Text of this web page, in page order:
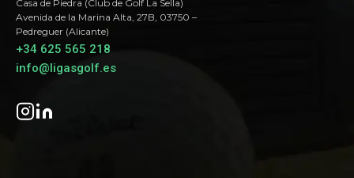
Casa de Piedra (Club de Golf La Sella)
Avenida de la Marina Alta, 27B, 03750 –
Pedreguer (Alicante)
+34 625 565 218
info@ligasgolf.es